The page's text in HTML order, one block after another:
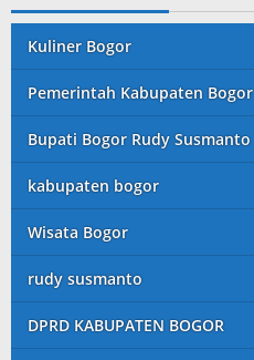
Kuliner Bogor
Pemerintah Kabupaten Bogor
Bupati Bogor Rudy Susmanto
kabupaten bogor
Wisata Bogor
rudy susmanto
DPRD KABUPATEN BOGOR